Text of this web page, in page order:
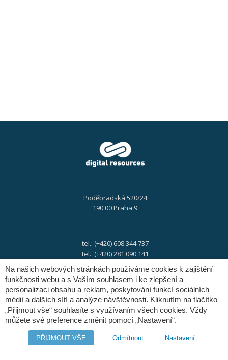
Servis
Poděbradská 520/24
190 00 Praha 9
tel.: (+420) 608 344 737
tel.: (+420) 281 090 141
e-mail:info@digres.cz
web:www.digres.cz
Na našich webových stránkách používáme cookies k zajištění
funkčnosti webu a s Vaším souhlasem i ke zlepšení a
personalizaci obsahu a reklam, poskytování funkcí sociálních
médií a dalších sítí a analýze návštěvnosti. Kliknutím na tlačítko
„Přijmout vše“ souhlasíte s využívaním všech cookies. Vždy
můžete své preference změnit pomocí „Nastavení“.
PŘIJMOUT VŠE Odmítnout Nastavení